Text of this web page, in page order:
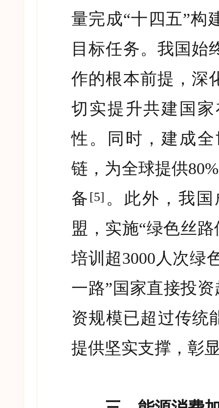
量完成“十四五”构
目标任务。我国始
作的根本前提，深
切实提升共建国
性。同时，建成
链，为全球提供80%
备 [5] 。此外，我
盟，实施“绿色丝
培训超3000 人次绿
一路”国家直接投资
资规模已超过传统
提供坚实支撑，彰